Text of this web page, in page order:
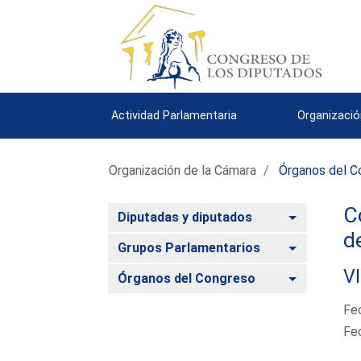
Actividad Parlamentaria
Organización de la Cámara Órganos del
Diputadas y diputados Alternar
Grupos Parlamentarios Alternar
Órganos del Congreso Alternar